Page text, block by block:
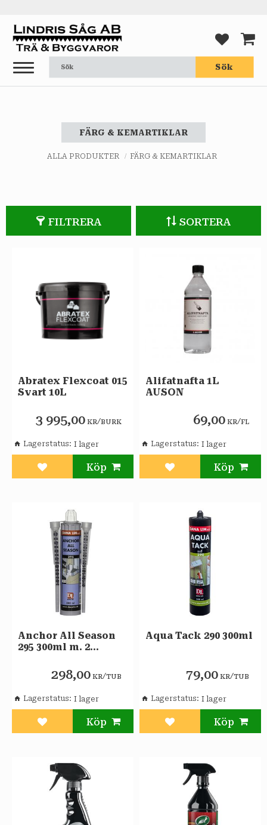
Meny
Sök
FÄRG & KEMARTIKLAR
ALLA PRODUKTER FÄRG & KEMARTIKLAR
FILTRERA SORTERA
Abratex Flexcoat 015
Svart 10L
3 995,00 KR/BURK
Lägg till i favoriter
Lagerstatus
Alifatnafta 1L
AUSON
69,00 KR/FL
Lägg till i favoriter
Lagerstatus
Anchor All Season
295 300ml m. 2
298,00 KR/TUB
Lägg till i favoriter
Lagerstatus
Aqua Tack 290 300ml
79,00 KR/TUB
Lägg till i favoriter
Lagerstatus